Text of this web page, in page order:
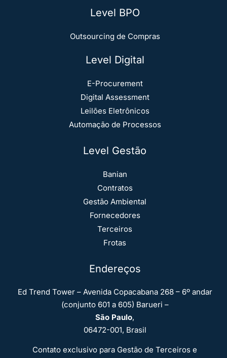
Level BPO
Outsourcing de Compras
Level Digital
E-Procurement
Digital Assessment
Leilões Eletrônicos
Automação de Processos
Level Gestão
Banian
Contratos
Gestão Ambiental
Fornecedores
Terceiros
Frotas
Endereços
Ed Trend Tower – Avenida Copacabana 268 – 6º andar
(conjunto 601 a 605) Barueri –
São Paulo,
06472-001, Brasil
Contato exclusivo para Gestão de Terceiros e